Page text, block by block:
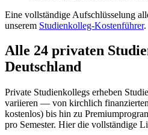
Eine vollständige Aufschlüsselung
unserem Studienkolleg-Kostenführer.
Alle 24 privaten
Deutschland
Private Studienkollegs erheben
variieren — von kirchlich
kostenlos) bis hin zu
pro Semester. Hier die vollständige